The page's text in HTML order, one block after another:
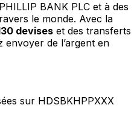
BANK PLC et à des
le monde. Avec la
devises et des transferts
envoyer de l’argent en
sur HDSBKHPPXXX